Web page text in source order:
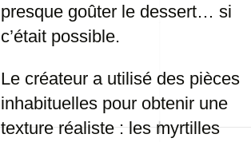
presque goûter le dessert… si
c’était possible.
Le créateur a utilisé des pièces
inhabituelles pour obtenir une
texture réaliste : les myrtilles